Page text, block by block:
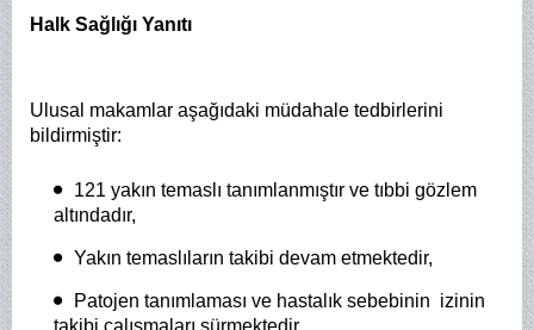
Halk Sağlığı Yanıtı
Ulusal makamlar aşağıdaki müdahale tedbirlerini
bildirmiştir:
121 yakın temaslı tanımlanmıştır ve tıbbi gözlem
altındadır,
Yakın temaslıların takibi devam etmektedir,
Patojen tanımlaması ve hastalık sebebinin izinin